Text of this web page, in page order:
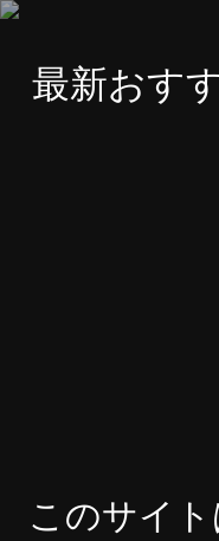
最新おす
このサイ